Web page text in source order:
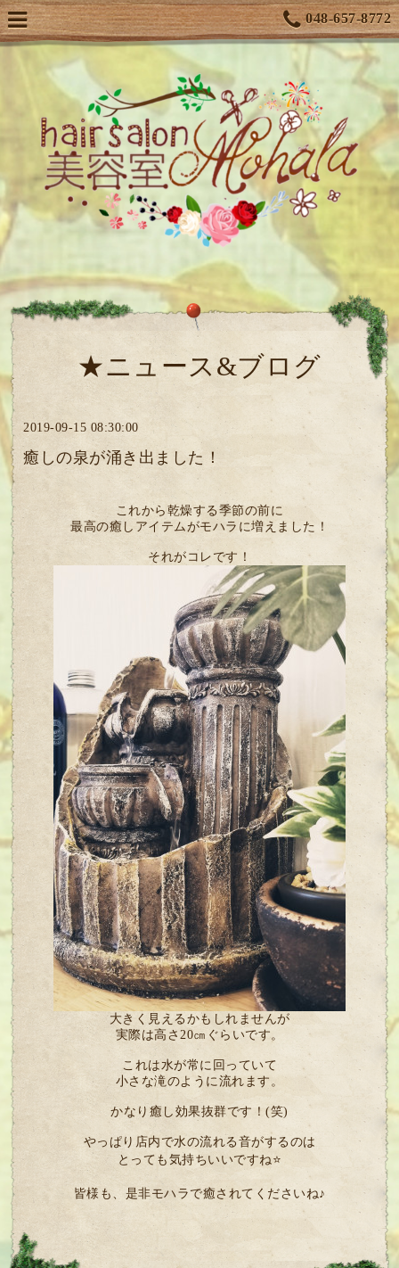
048-657-8772
★ニュース&ブログ
2019-09-15 08:30:00
癒しの泉が涌き出ました！
これから乾燥する季節の前に
最高の癒しアイテムがモハラに増えました！
それがコレです！
大きく見えるかもしれませんが
実際は高さ20㎝ぐらいです。
これは水が常に回っていて
小さな滝のように流れます。
かなり癒し効果抜群です！(笑)
やっぱり店内で水の流れる音がするのは
とっても気持ちいいですね⭐
皆様も、是非モハラで癒されてくださいね♪